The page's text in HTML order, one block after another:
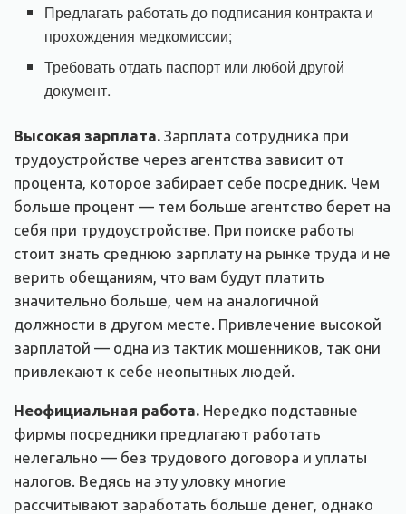
Предлагать работать до подписания контракта и
прохождения медкомиссии;
Требовать отдать паспорт или любой другой
документ.
Высокая зарплата. Зарплата сотрудника при
трудоустройстве через агентства зависит от
процента, которое забирает себе посредник. Чем
больше процент — тем больше агентство берет на
себя при трудоустройстве. При поиске работы
стоит знать среднюю зарплату на рынке труда и не
верить обещаниям, что вам будут платить
значительно больше, чем на аналогичной
должности в другом месте. Привлечение высокой
зарплатой — одна из тактик мошенников, так они
привлекают к себе неопытных людей.
Неофициальная работа. Нередко подставные
фирмы посредники предлагают работать
нелегально — без трудового договора и уплаты
налогов. Ведясь на эту уловку многие
рассчитывают заработать больше денег, однако